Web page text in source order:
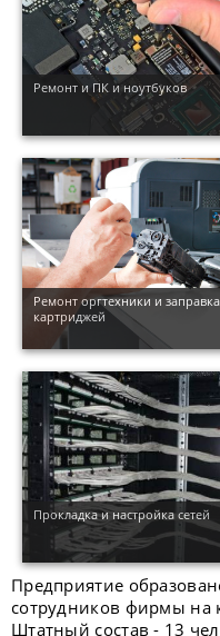
Ремонт и ПК и ноутбуков
Ремонт оргтехники и заправка
картриджей
Прокладка и настройка сетей
Предприятие
сотрудников фирмы на
Штатный состав - 13